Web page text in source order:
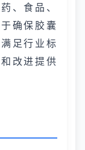
、食品、
确保胶囊
足行业标
改进提供